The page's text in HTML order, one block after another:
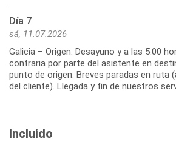
Día 7
sá, 11.07.2026
Galicia – Origen. Desayuno y a las 5:00
contraria por parte del asistente en
punto de origen. Breves paradas en ruta
Incluido